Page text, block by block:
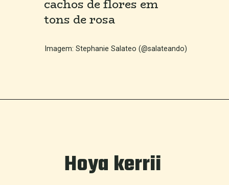
cachos de flores em
tons de rosa
Imagem: Stephanie Salateo (@salateando)
Hoya kerrii